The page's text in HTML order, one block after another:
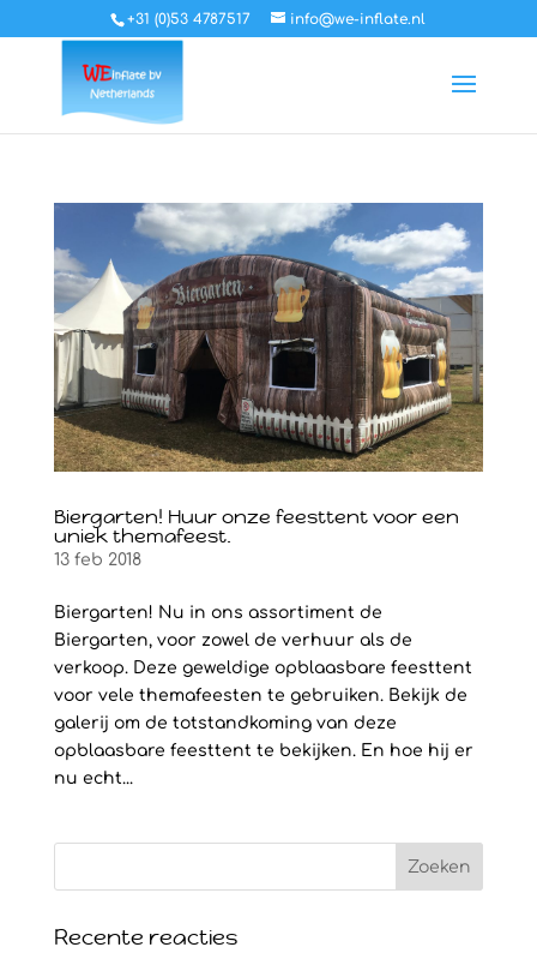
+31 (0)53 4787517 info@we-inflate.nl
Biergarten! Huur onze feesttent voor een
uniek themafeest.
13 feb 2018
Biergarten! Nu in ons assortiment de
Biergarten, voor zowel de verhuur als de
verkoop. Deze geweldige opblaasbare feesttent
voor vele themafeesten te gebruiken. Bekijk de
galerij om de totstandkoming van deze
opblaasbare feesttent te bekijken. En hoe hij er
nu echt...
Recente reacties